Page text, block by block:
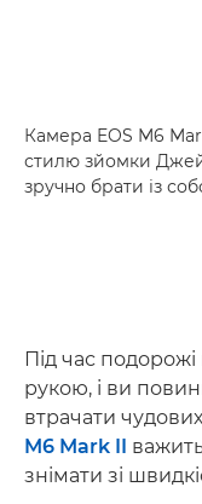
Камера EOS M6
стилю зйомки
зручно брати із
Під час
рукою, і ви
втрачати
M6 Mark II
знімати зі